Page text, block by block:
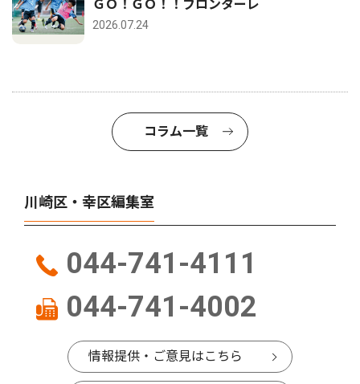
ＧＯ！ＧＯ！！フロンターレ
2026.07.24
コラム一覧
川崎区・幸区編集室
044-741-4111
044-741-4002
情報提供・ご意見はこちら